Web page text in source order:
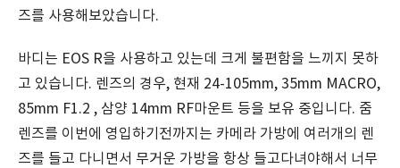
즈를 사용해보았습니다.
바디는 EOS R을 사용하고 있는데 크게 불편함을 느끼지 못하
고 있습니다. 렌즈의 경우, 현재 24-105mm, 35mm MACRO,
85mm F1.2 , 삼양 14mm RF마운트 등을 보유 중입니다. 줌
렌즈를 이번에 영입하기전까지는 카메라 가방에 여러개의 렌
즈를 들고 다니면서 무거운 가방을 항상 들고다녀야해서 너무